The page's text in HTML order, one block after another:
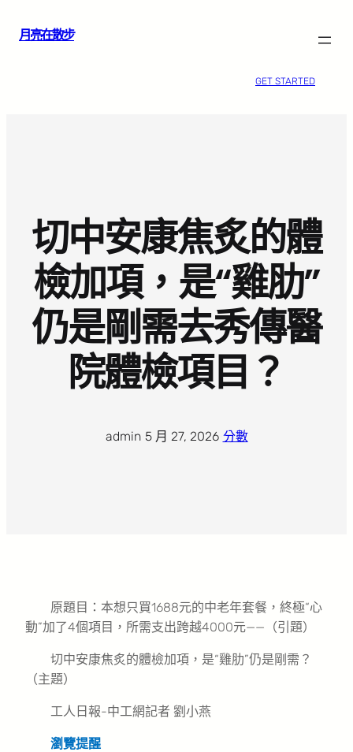
月亮在散步
GET STARTED
切中安康焦炙的體
檢加項，是“雞肋”
仍是剛需去秀傳醫
院體檢項目？
admin· 5 月 27, 2026· 分數
原題目：本想只買1688元的中老年套餐，終極“心
動”加了4個項目，所需支出跨越4000元——（引題）
切中安康焦炙的體檢加項，是“雞肋”仍是剛需？
（主題）
工人日報-中工網記者 劉小燕
瀏覽提醒